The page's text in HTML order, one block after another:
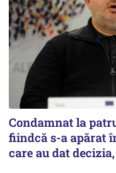
Condamnat la
fiindcă s-a apărat
care au dat